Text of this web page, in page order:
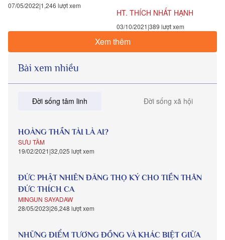
07/05/2022 1,246 lượt xem
bạn có thể trao...
HT. THÍCH NHẤT HẠNH
03/10/2021 389 lượt xem
Xem thêm
Bài xem nhiều
Đời sống tâm linh Đời sống xã hội
HOÀNG THẦN TÀI LÀ AI?
SƯU TẦM
19/02/2021 32,025 lượt xem
ĐỨC PHẬT NHIÊN ĐĂNG THỌ KÝ CHO TIỀN THÂN
ĐỨC THÍCH CA
MINGUN SAYADAW
28/05/2023 26,248 lượt xem
NHỮNG ĐIỂM TƯƠNG ĐỒNG VÀ KHÁC BIỆT GIỮA